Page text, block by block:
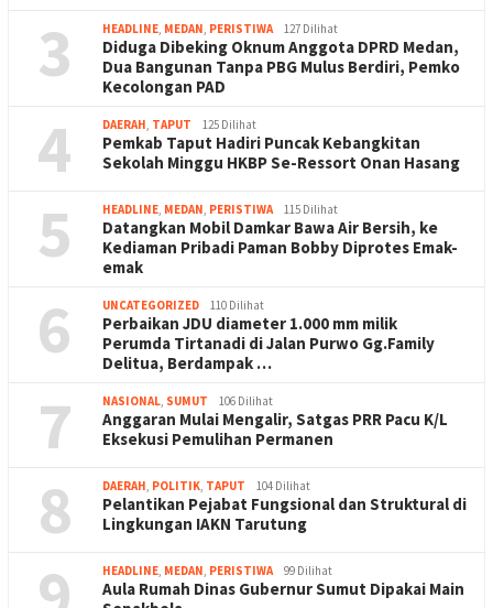
3 HEADLINE, MEDAN, PERISTIWA 127 Dilihat
Diduga Dibeking Oknum Anggota DPRD Medan,
Dua Bangunan Tanpa PBG Mulus Berdiri, Pemko
Kecolongan PAD
4 DAERAH, TAPUT 125 Dilihat
Pemkab Taput Hadiri Puncak Kebangkitan
Sekolah Minggu HKBP Se-Ressort Onan Hasang
5 HEADLINE, MEDAN, PERISTIWA 115 Dilihat
Datangkan Mobil Damkar Bawa Air Bersih, ke
Kediaman Pribadi Paman Bobby Diprotes Emak-
emak
6 UNCATEGORIZED 110 Dilihat
Perbaikan JDU diameter 1.000 mm milik
Perumda Tirtanadi di Jalan Purwo Gg.Family
Delitua, Berdampak …
7 NASIONAL, SUMUT 106 Dilihat
Anggaran Mulai Mengalir, Satgas PRR Pacu K/L
Eksekusi Pemulihan Permanen
8 DAERAH, POLITIK, TAPUT 104 Dilihat
Pelantikan Pejabat Fungsional dan Struktural di
Lingkungan IAKN Tarutung
HEADLINE, MEDAN, PERISTIWA 99 Dilihat
Aula Rumah Dinas Gubernur Sumut Dipakai Main